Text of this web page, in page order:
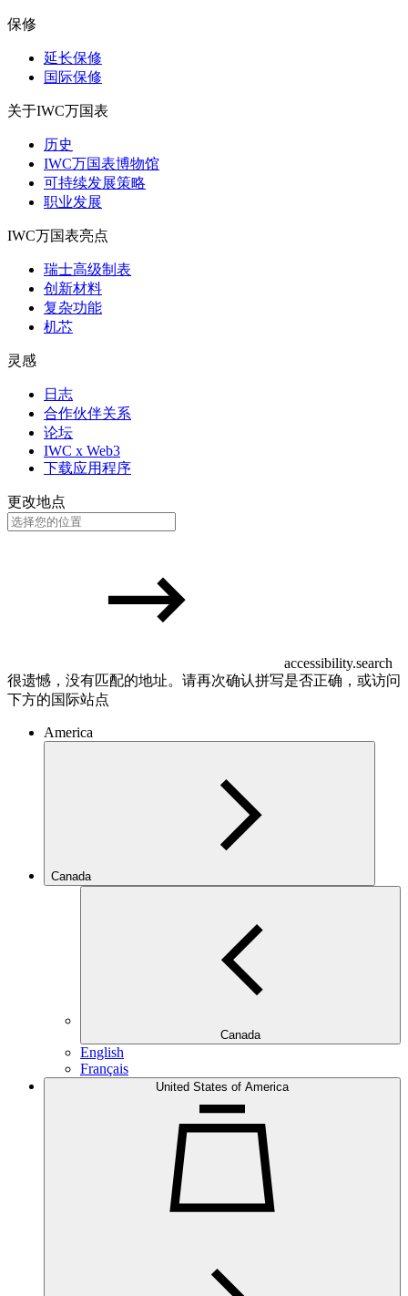
保修
延长保修
国际保修
关于IWC万国表
历史
IWC万国表博物馆
可持续发展策略
职业发展
IWC万国表亮点
瑞士高级制表
创新材料
复杂功能
机芯
灵感
日志
合作伙伴关系
论坛
IWC x Web3
下载应用程序
更改地点
accessibility.search
很遗憾，没有匹配的地址。请再次确认拼写是否正确，或访问
下方的国际站点
America
Canada
Canada
English
Français
United States of America